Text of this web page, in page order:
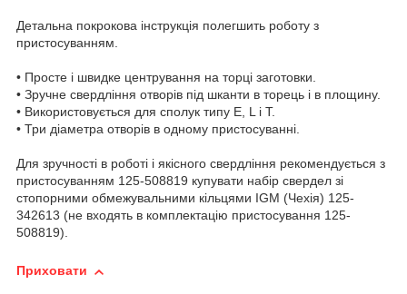
Детальна покрокова інструкція полегшить роботу з
пристосуванням.
• Просте і швидке центрування на торці заготовки.
• Зручне свердління отворів під шканти в торець і в площину.
• Використовується для сполук типу E, L і T.
• Три діаметра отворів в одному пристосуванні.
Для зручності в роботі і якісного свердління рекомендується з
пристосуванням 125-508819 купувати набір свердел зі
стопорними обмежувальними кільцями IGM (Чехія) 125-
342613 (не входять в комплектацію пристосування 125-
508819).
Приховати